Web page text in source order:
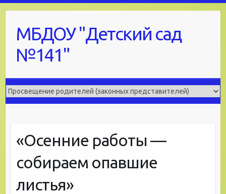
contentМБДОУ "Детский сад
№141"
«Осенние работы —
собираем опавшие
листья»